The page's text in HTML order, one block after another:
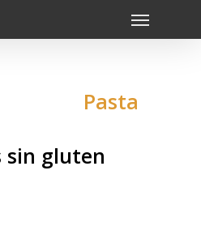
Pasta
sin gluten